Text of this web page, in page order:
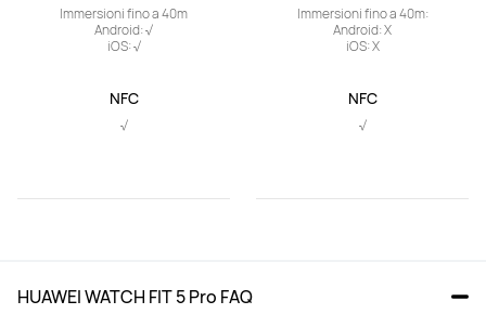
Immersioni fino a 40m
Android: √
iOS: √
NFC
√
Immersioni fino a 40m:
Android: X
iOS: X
NFC
√
HUAWEI WATCH FIT 5 Pro FAQ